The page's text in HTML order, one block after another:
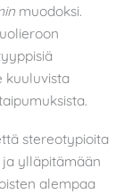
muodoksi.
kuuluvista
stereotypioita
ylläpitämään
alempaa